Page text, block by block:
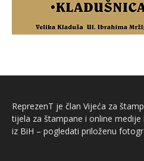
ReprezenT je član Vijeća za
tijela za štampane i online
iz BiH – pogledati priloženu